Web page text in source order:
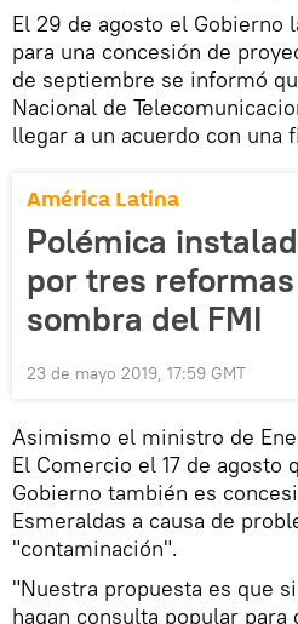
El 29 de agosto el Gobierno
para una concesión de
de septiembre se informó
Nacional de
llegar a un acuerdo con una
América Latina
Polémica
por tres
sombra del FMI
23 de mayo 2019, 17:59 GMT
Asimismo el ministro de
El Comercio el 17 de agosto
Gobierno también es
Esmeraldas a causa de
"contaminación".
"Nuestra propuesta es que
hagan consulta popular para